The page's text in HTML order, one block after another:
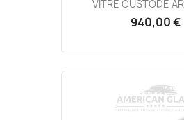
VITRE CUSTODE
940,00 €